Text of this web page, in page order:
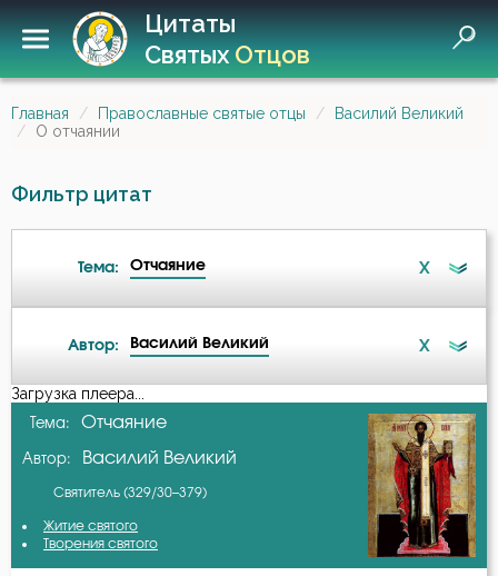
Цитаты
СвятыхОтцов
Главная Православные святые отцы
Василий Великий
О отчаянии
Фильтр цитат
Тема: Отчаяние X
Ангел
Атеизм
Беда
Автор: Василий Великий X
А-я
Амвросий Оптинский (Гренков)
Василий Великий
Загрузка плеера...
Тема: Отчаяние
Автор: Василий Великий
Святитель (329/30–379)
Житие святого
Творения святого